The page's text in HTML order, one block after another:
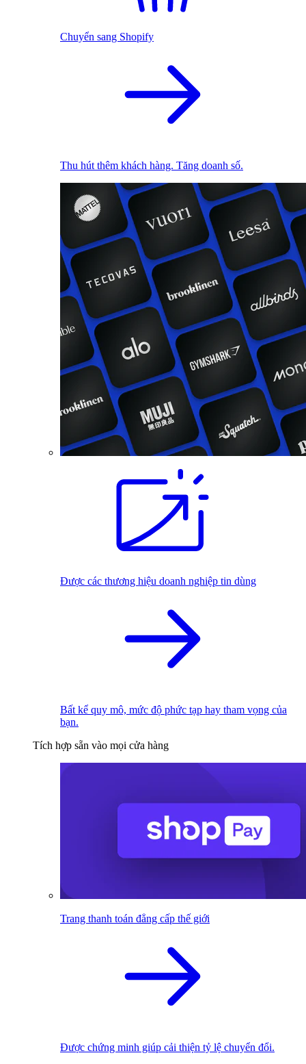
Chuyển sang Shopify
Thu hút thêm khách hàng. Tăng doanh số.
Được các thương hiệu doanh nghiệp tin dùng
Bất kể quy mô, mức độ phức tạp hay tham vọng của
bạn.
Tích hợp sẵn vào mọi cửa hàng
Trang thanh toán đẳng cấp thế giới
Được chứng minh giúp cải thiện tỷ lệ chuyển đổi.